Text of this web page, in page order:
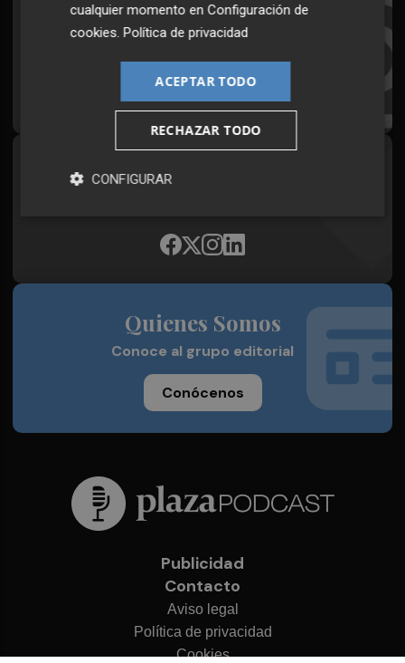
Suscríbete al Boletín
Síguenos en redes
Quienes Somos
Conoce al grupo editorial
Conócenos
Publicidad
Contacto
Aviso legal
Política de privacidad
Cookies
cualquier momento enConfiguración de
cookies .Política de privacidad
ACEPTAR TODO
RECHAZAR TODO
CONFIGURAR